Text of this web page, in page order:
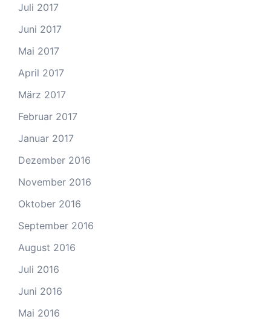
Juli 2017
Juni 2017
Mai 2017
April 2017
März 2017
Februar 2017
Januar 2017
Dezember 2016
November 2016
Oktober 2016
September 2016
August 2016
Juli 2016
Juni 2016
Mai 2016